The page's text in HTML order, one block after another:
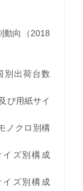
向（2018
出荷台数
び用紙サイ
クロ別構
ズ別構成
ズ別構成